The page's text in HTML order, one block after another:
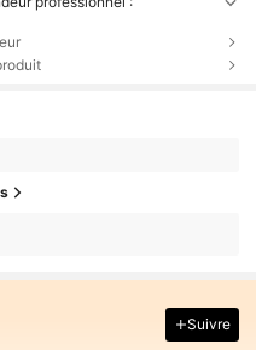
Suivre